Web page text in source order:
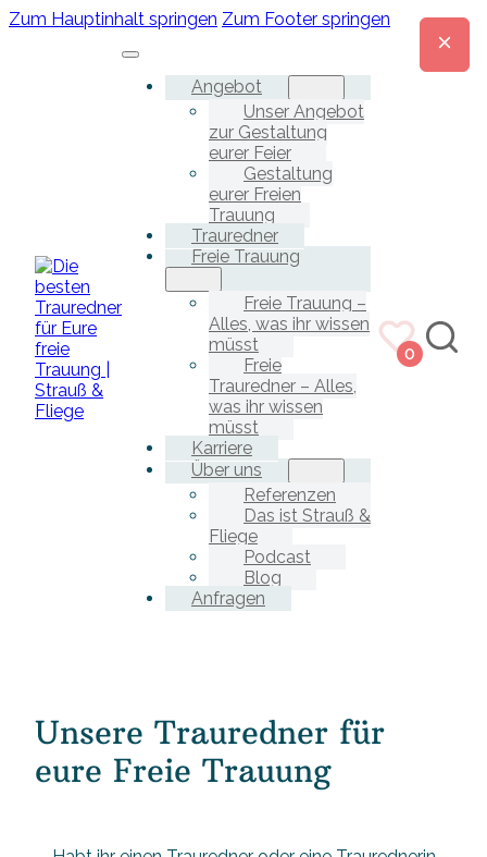
Zum Hauptinhalt springen Zum Footer springen
Angebot
Unser Angebot
zur Gestaltung
eurer Feier
Gestaltung
eurer Freien
Trauung
Trauredner
Freie Trauung
Freie Trauung –
Alles, was ihr wissen
müsst
Freie
Trauredner – Alles,
was ihr wissen
müsst
Karriere
Über uns
Referenzen
Das ist Strauß &
Fliege
Podcast
Blog
Anfragen
0
Unsere Trauredner für
eure Freie Trauung